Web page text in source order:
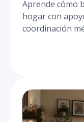
Aprende cómo
hogar con
coordinación